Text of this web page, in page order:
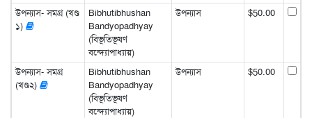
উপন্যাস- সমগ্র (খণ্ড
১)
Bibhutibhushan
Bandyopadhyay
(বিভূতিভূষণ
বন্দ্যোপাধ্যায়)
উপন্যাস $50.00
উপন্যাস- সমগ্র
(খণ্ড২)
Bibhutibhushan
Bandyopadhyay
(বিভূতিভূষণ
বন্দ্যোপাধ্যায়)
উপন্যাস $50.00